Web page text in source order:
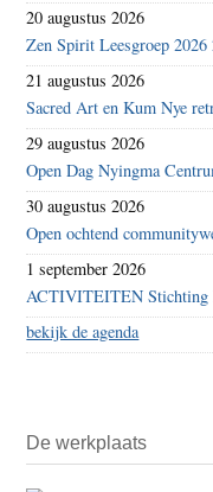
20 augustus 2026
Zen Spirit Leesgroep
21 augustus 2026
Sacred Art en Kum Nye
29 augustus 2026
Open Dag Nyingma
30 augustus 2026
Open ochtend
1 september 2026
ACTIVITEITEN Stichting
bekijk de agenda
De werkplaats